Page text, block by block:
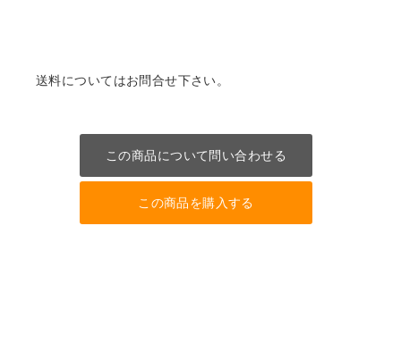
送料についてはお問合せ下さい。
この商品について問い合わせる
この商品を購入する